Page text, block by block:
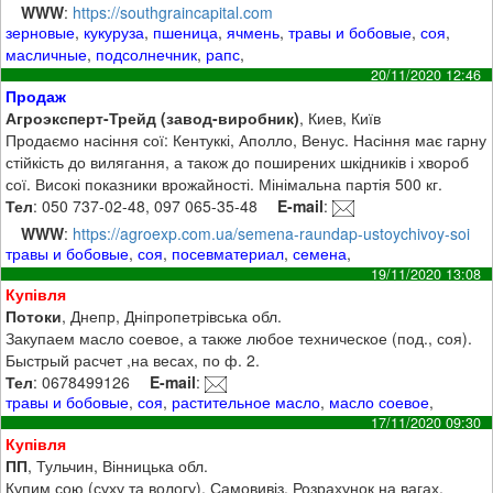
WWW: https://southgraincapital.com
зерновые, кукуруза, пшеница,ячмень,травы и бобовые,соя,
масличные, подсолнечник, рапс,
20/11/2020 12:46
Продаж
Агроэксперт-Трейд (завод-виробник), Киев, Київ
Продаємо насіння сої: Кентуккі, Аполло, Венус. Насіння має гарну
стійкість до вилягання, а також до поширених шкідників і хвороб
сої. Високі показники врожайності. Мінімальна партія 500 кг.
Тел: 050 737-02-48, 097 065-35-48 E-mail:
WWW: https://agroexp.com.ua/semena-raundap-ustoychivoy-soi
травы и бобовые,соя, посевматериал,семена,
19/11/2020 13:08
Купівля
Потоки, Днепр, Дніпропетрівська обл.
Закупаем масло соевое, а также любое техническое (под., соя).
Быстрый расчет ,на весах, по ф. 2.
Тел: 0678499126 E-mail:
травы и бобовые,соя, растительное масло, масло соевое,
17/11/2020 09:30
Купівля
ПП, Тульчин, Вінницька обл.
Купим сою (суху та вологу). Самовивіз. Розрахунок на вагах.